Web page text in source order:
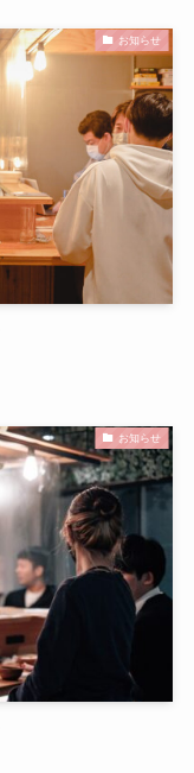
お知らせ
お知らせ